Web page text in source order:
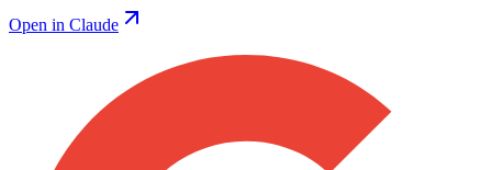
Open in Claude